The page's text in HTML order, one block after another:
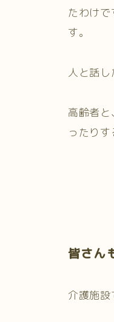
たわけ
す。
人と話
高齢者
ったり
皆さん
介護施設